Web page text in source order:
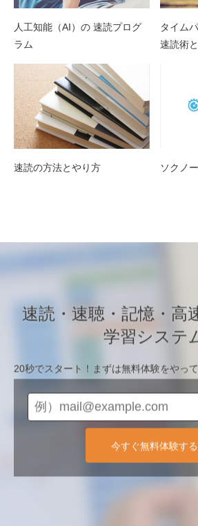
人工知能（AI）の 速読プログ
ラム
タイム
速読術
速読の方法とやり方 ソクノ
速読・速聴・記憶・高
学習システ
20秒でスタート！まずは無料体験をやって
今すぐ無料体験する